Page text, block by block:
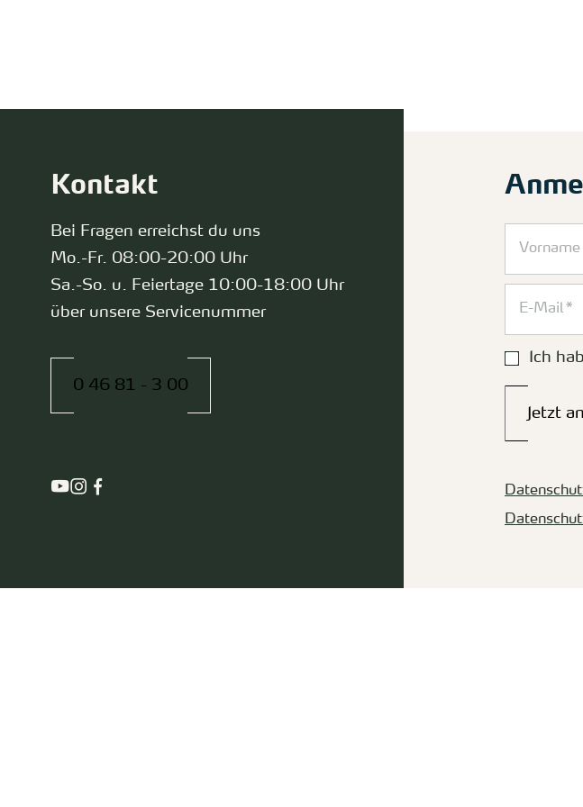
Ich
Jetzt
Kontakt
Bei Fragen erreichst du uns
Mo.-Fr. 08:00-20:00 Uhr
Sa.-So. u. Feiertage 10:00-18:00 Uhr
über unsere Servicenummer
0 46 81 - 3 00